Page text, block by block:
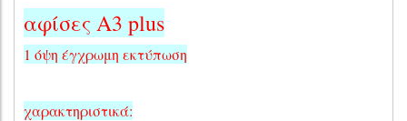
αφίσες Α3 plus
1 όψη έγχρωμη εκτύπωση
χαρακτηριστικά: